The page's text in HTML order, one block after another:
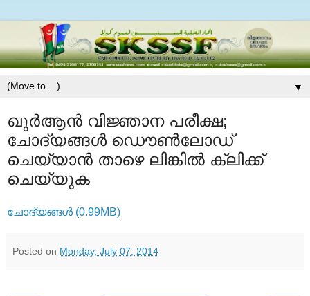
▼
ഖുര്‍ആന്‍ വിജ്ഞാന പരീക്ഷ;
ചോദ്യങ്ങള്‍ ഡൌണ്‍ലോഡ്
ചെയ്യാന്‍ താഴെ ലിങ്കില്‍ ക്ലിക്ക്
ചെയ്യുക
ചോദ്യങ്ങള്‍ (0.99MB)
Posted on Monday, July 07, 2014